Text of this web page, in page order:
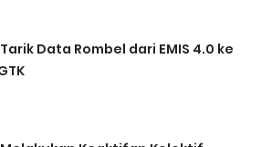
Data Rombel dari EMIS 4.0 ke